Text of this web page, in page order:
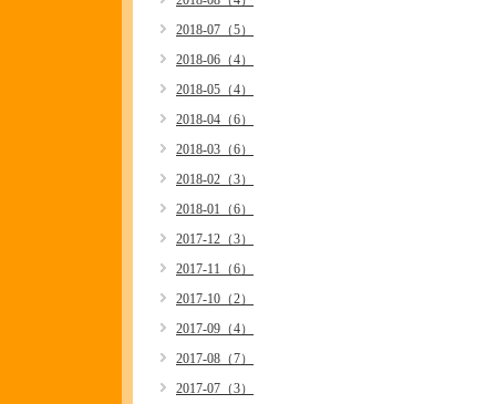
2018-07（5）
2018-06（4）
2018-05（4）
2018-04（6）
2018-03（6）
2018-02（3）
2018-01（6）
2017-12（3）
2017-11（6）
2017-10（2）
2017-09（4）
2017-08（7）
2017-07（3）